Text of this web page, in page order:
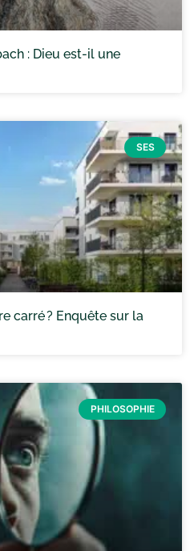
: Dieu est-il une
SES
carré ? Enquête sur la
PHILOSOPHIE